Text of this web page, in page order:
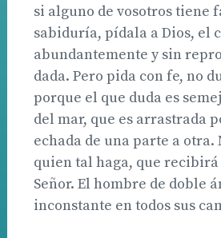
si alguno de vosotros tiene
sabiduría, pídala a Dios, el
abundantemente y sin
dada. Pero pida con fe, no
porque el que duda es
del mar, que es arrastrada
echada de una parte a otra.
quien tal haga, que recibirá
Señor. El hombre de doble
inconstante en todos sus